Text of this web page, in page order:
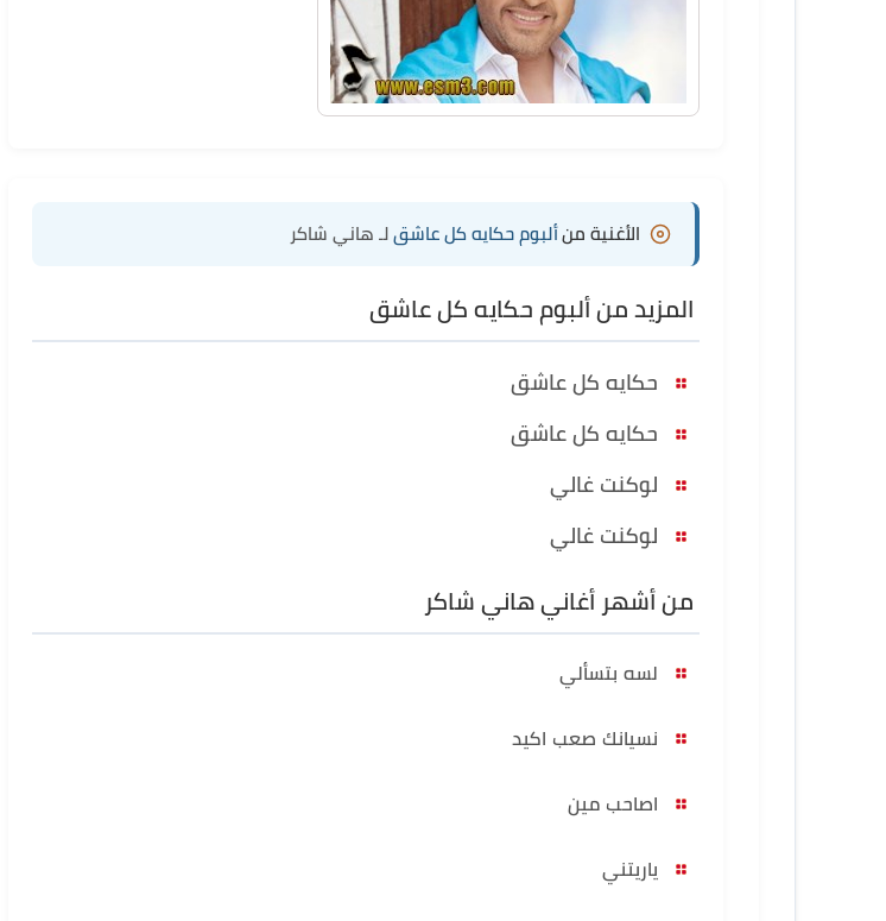
الأغنية منألبوم حكايه كل عاشق لـ هاني شاكر
المزيد من ألبوم حكايه كل عاشق
حكايه كل عاشق
حكايه كل عاشق
لوكنت غالي
لوكنت غالي
من أشهر أغاني هاني شاكر
لسه بتسألي
نسيانك صعب اكيد
اصاحب مين
ياريتني